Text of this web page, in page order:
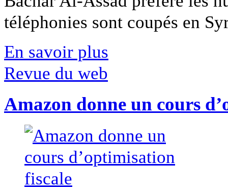
téléphonies sont coupés en
En savoir plus
Revue du web
Amazon donne un cours